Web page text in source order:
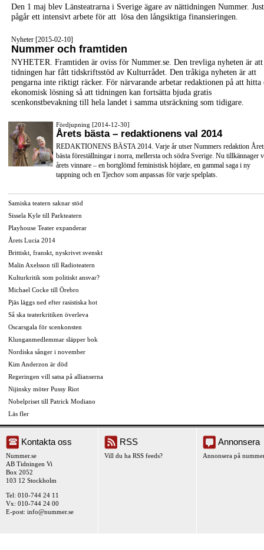
Den 1 maj blev Länsteatrarna i Sverige ägare av nättidningen Nummer.
pågår ett intensivt arbete för att lösa den långsiktiga finansieringen.
Nyheter [2015-02-10]
Nummer och framtiden
NYHETER. Framtiden är oviss för Nummer.se. Den trevliga nyheten är att
tidningen har fått tidskriftsstöd av Kulturrådet. Den tråkiga nyheten är att
pengarna inte riktigt räcker. För närvarande arbetar redaktionen på att hitta
ekonomisk lösning så att tidningen kan fortsätta bjuda gratis
scenkonstbevakning till hela landet i samma utsräckning som tidigare.
Fördjupning [2014-12-30]
Årets bästa – redaktionens val 2014
REDAKTIONENS BÄSTA 2014. Varje år utser Nummers redaktion
bästa föreställningar i norra, mellersta och södra Sverige. Nu tillkännager
årets vinnare – en bortglömd feministisk höjdare, en gammal saga i ny
tappning och en Tjechov som anpassas för varje spelplats.
Samiska teatern saknar stöd
Sissela Kyle till Parkteatern
Playhouse Teater expanderar
Årets Lucia 2014
Brittiskt, franskt, nyskrivet svenskt
Malin Axelsson till Radioteatern
Kulturkritik som politiskt ansvar?
Michael Cocke till Örebro
Pjäs läggs ned efter rasistiska hot
Så ska teaterkritiken överleva
Oscarsgala för scenkonsten
Klunganmedlemmar släpper bok
Nordiska sånger i november
Kim Anderzon är död
Regeringen vill satsa på allianserna
Nijinsky möter Pussy Riot
Nobelpriset till Patrick Modiano
Läs fler
Kontakta oss
Nummer.se
AB Tidningen Vi
Box 2052
103 12 Stockholm
Tel: 010-744 24 11
Vx: 010-744 24 00
E-post: info@nummer.se
RSS
Vill du ha RSS feeds?
Annonsera
Annonsera på